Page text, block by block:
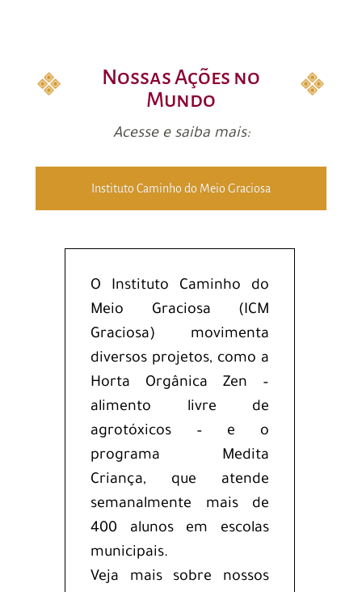
Nossas Ações no
Mundo
Acesse e saiba mais:
Instituto Caminho do Meio Graciosa
O Instituto Caminho do
Meio Graciosa (ICM
Graciosa) movimenta
diversos projetos, como a
Horta Orgânica Zen –
alimento livre de
agrotóxicos – e o
programa Medita
Criança, que atende
semanalmente mais de
400 alunos em escolas
municipais.
Veja mais sobre nossos